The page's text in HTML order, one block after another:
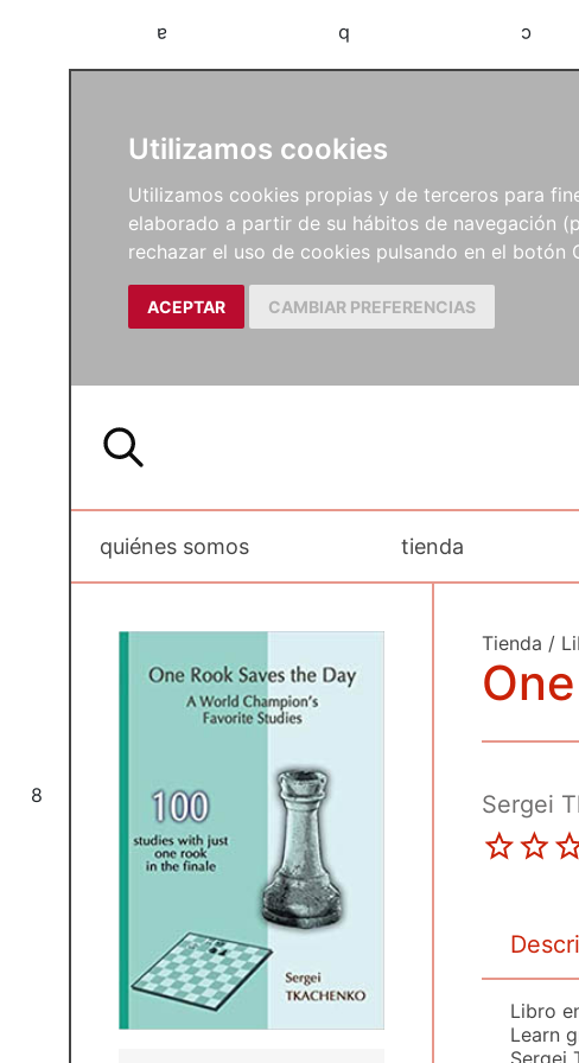
Utilizamos cookies
Utilizamos cookies propias y de terceros para
elaborado a partir de su hábitos de navegación
rechazar el uso de cookies pulsando en el botón
ACEPTAR CAMBIAR PREFERENCIAS
a b c
8
quiénes somos tienda
Tienda /
Sergei
Libro
Learn
Sergei